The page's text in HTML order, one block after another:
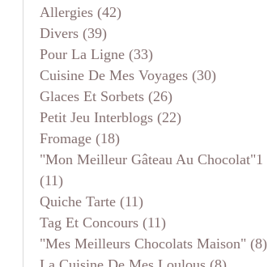
Allergies (42)
Divers (39)
Pour La Ligne (33)
Cuisine De Mes Voyages (30)
Glaces Et Sorbets (26)
Petit Jeu Interblogs (22)
Fromage (18)
"mon Meilleur Gâteau Au Chocolat"1
(11)
Quiche Tarte (11)
Tag Et Concours (11)
"mes Meilleurs Chocolats Maison" (8)